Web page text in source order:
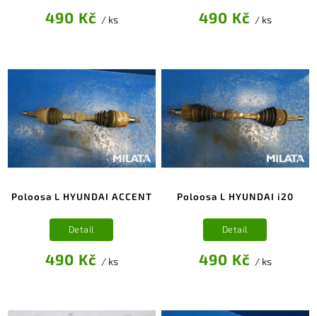
490 Kč / ks 490 Kč / ks
Poloosa L HYUNDAI ACCENT
490 Kč / ks
Detail
Poloosa L HYUNDAI i20
490 Kč / ks
Detail